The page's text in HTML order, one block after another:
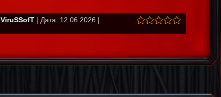
ViruSSofT| Дата: 12.06.2026 |